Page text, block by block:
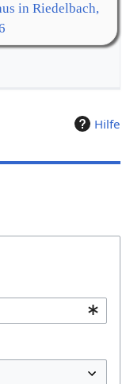
in Riedelbach,
Hilfe